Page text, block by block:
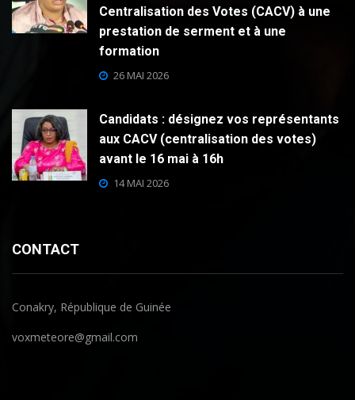
Centralisation des Votes (CACV) à une
prestation de serment et à une
formation
26 MAI 2026
Candidats : désignez vos représentants
aux CACV (centralisation des votes)
avant le 16 mai à 16h
14 MAI 2026
CONTACT
Conakry, République de Guinée
voxmeteore@gmail.com